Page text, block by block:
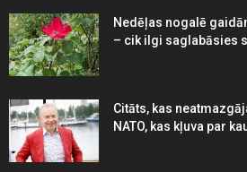
Nedēļas nogalē
– cik ilgi saglabāsies
Citāts, kas
NATO, kas kļuva par